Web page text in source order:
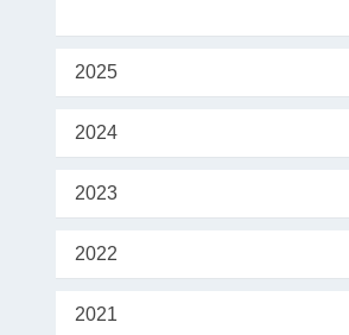
2025
2024
2023
2022
2021